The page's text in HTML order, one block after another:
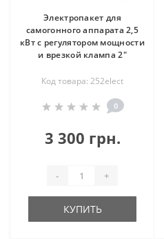
Электропакет для
самогонного аппарата 2,5
кВт с регулятором мощности
и врезкой клампа 2″
Код товара: 252elect
0
3 300 грн.
- +
КУПИТЬ